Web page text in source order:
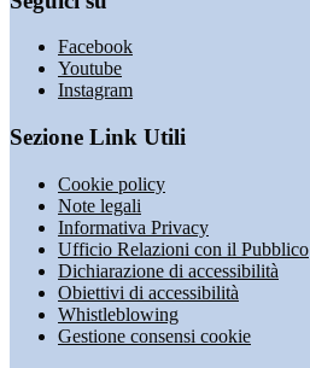
Facebook
Youtube
Instagram
Sezione Link Utili
Cookie policy
Note legali
Informativa Privacy
Ufficio Relazioni con il Pubblico
Dichiarazione di accessibilità
Obiettivi di accessibilità
Whistleblowing
Gestione consensi cookie